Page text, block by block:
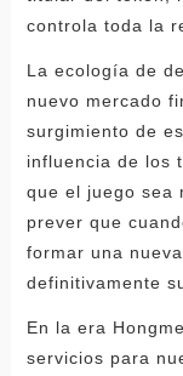
controla toda la
La ecología de
nuevo mercado
surgimiento de
influencia de los
que el juego sea
prever que
formar una
definitivamente
En la era
servicios para